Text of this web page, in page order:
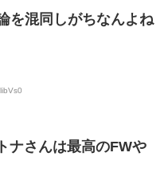
を混同しがちなんよね
ナさんは最高のFWや